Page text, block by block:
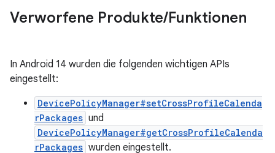
Verworfene Produkte/Funktionen
In Android 14 wurden die folgenden wichtigen APIs
eingestellt:
DevicePolicyManager#setCrossProfileCalenda
rPackages und
DevicePolicyManager#getCrossProfileCalenda
rPackages wurden eingestellt.